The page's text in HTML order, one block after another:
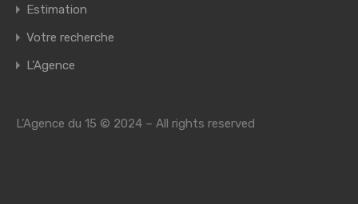
Estimation
Votre recherche
L’Agence
L’Agence du 15 © 2024 – All rights reserved